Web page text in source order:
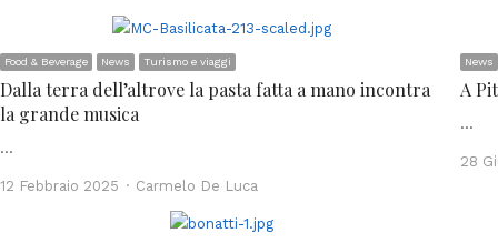
Food & Beverage News Turismo e viaggi
Dalla terra dell’altrove la pasta fatta a mano incontra
la grande musica
…
12 Febbraio 2025 Author
Carmelo De Luca
News
A
…
28